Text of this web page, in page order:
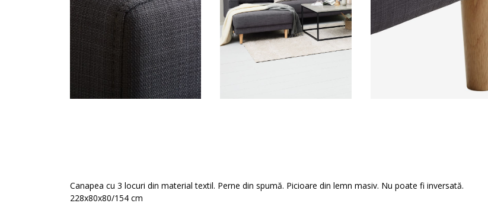
Canapea cu 3 locuri din material textil. Perne din spumă. Picioare din lemn masiv. Nu poate fi inversată.
228x80x80/154 cm